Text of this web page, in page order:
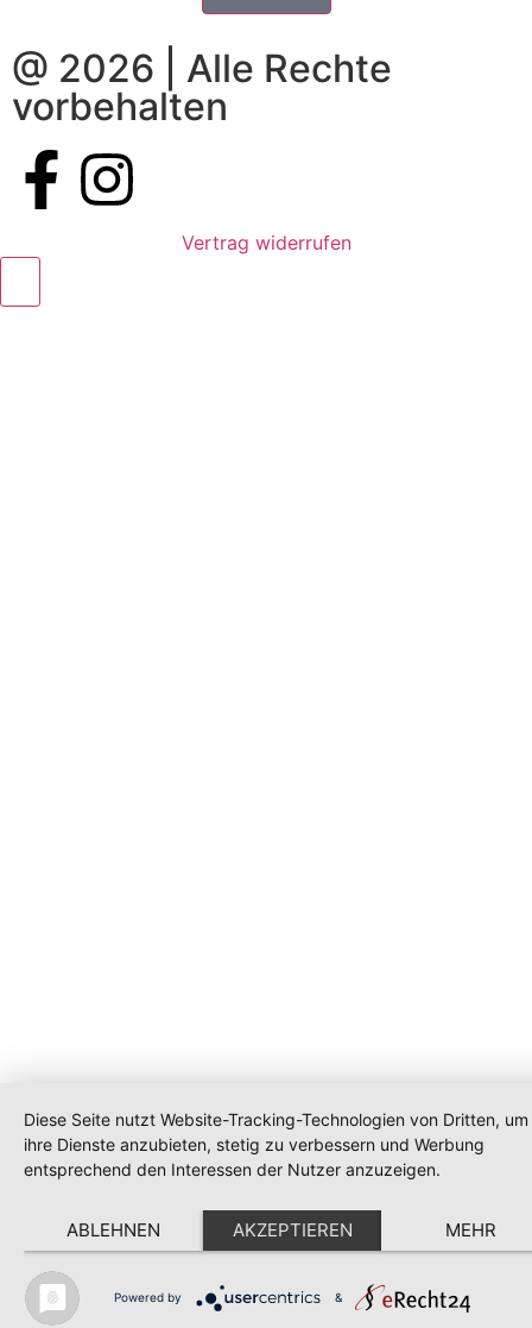
@ 2026 | Alle Rechte
vorbehalten
Vertrag widerrufen
Diese Seite nutzt Website-Tracking-Technologien von Dritten, um
ihre Dienste anzubieten, stetig zu verbessern und Werbung
entsprechend den Interessen der Nutzer anzuzeigen.
ABLEHNEN AKZEPTIEREN MEHR
Powered by &